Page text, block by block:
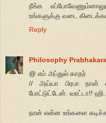
நீங்க
உங்களுக்கு வடை
Reply
Philosophy
@ எம் அப்துல் காதர்
// அய்யா பிரபா நான்
போட்டுட்டேன். வரட்டா!!
நான் என்ன உங்களை